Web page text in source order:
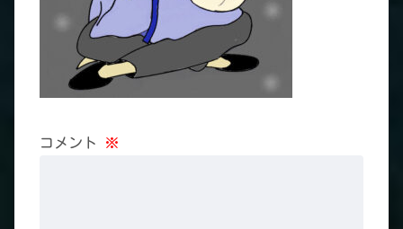
コメント ※